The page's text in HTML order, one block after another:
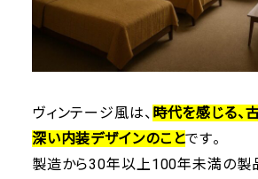
ヴィンテージ風は、 時代を感じる、
深い内装デザインのことです。
製造から30年以上100年未満の製